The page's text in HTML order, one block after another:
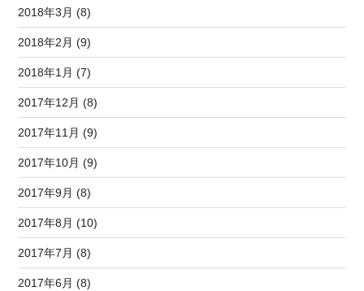
2018年3月 (8)
2018年2月 (9)
2018年1月 (7)
2017年12月 (8)
2017年11月 (9)
2017年10月 (9)
2017年9月 (8)
2017年8月 (10)
2017年7月 (8)
2017年6月 (8)